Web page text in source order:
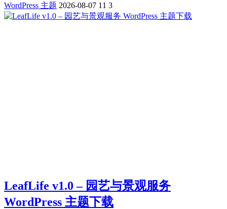
WordPress 主题 2026-08-07 11 3
LeafLife v1.0 – 园艺与景观服务
WordPress 主题下载